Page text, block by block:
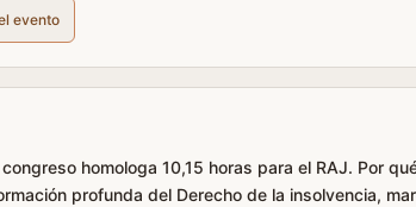
evento
homologa 10,15 horas para el RAJ. Por
profunda del Derecho de la insolvencia,